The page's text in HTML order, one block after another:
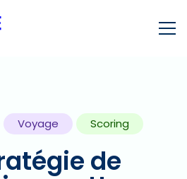
Voyage Scoring
de